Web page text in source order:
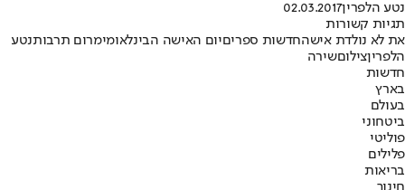
נטע הלפרין02.03.2017
תגיות קשורות
את לא נולדת אישהחדשות ספריםיום האישה הבינלאומימרום תרבותנטע
הלפריןצילוםשירה
חדשות
בארץ
בעולם
ביטחוני
פוליטי
פלילים
בריאות